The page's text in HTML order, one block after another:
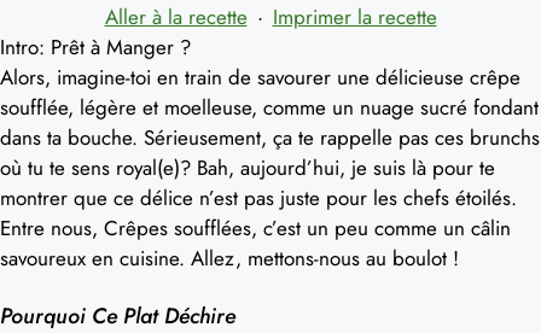
Aller à la recette · Imprimer la recette
Intro: Prêt à Manger ?
Alors, imagine-toi en train de savourer une délicieuse crêpe
soufflée, légère et moelleuse, comme un nuage sucré fondant
dans ta bouche. Sérieusement, ça te rappelle pas ces brunchs
où tu te sens royal(e)? Bah, aujourd’hui, je suis là pour te
montrer que ce délice n’est pas juste pour les chefs étoilés.
Entre nous, Crêpes soufflées, c’est un peu comme un câlin
savoureux en cuisine. Allez, mettons-nous au boulot !
Pourquoi Ce Plat Déchire